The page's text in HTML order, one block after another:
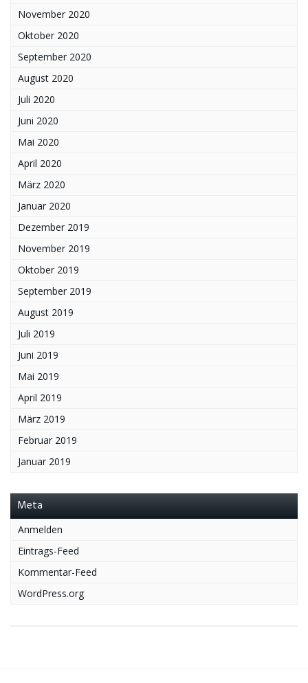
November 2020
Oktober 2020
September 2020
August 2020
Juli 2020
Juni 2020
Mai 2020
April 2020
März 2020
Januar 2020
Dezember 2019
November 2019
Oktober 2019
September 2019
August 2019
Juli 2019
Juni 2019
Mai 2019
April 2019
März 2019
Februar 2019
Januar 2019
Meta
Anmelden
Eintrags-Feed
Kommentar-Feed
WordPress.org